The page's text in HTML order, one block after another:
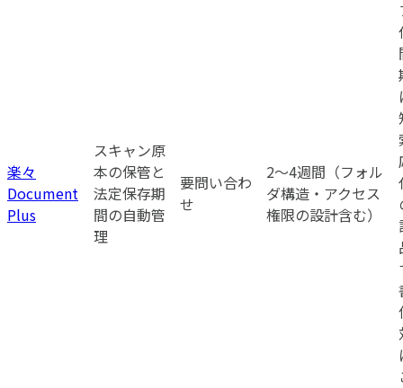
楽々
Document
Plus
スキャン原
本の保管と
法定保存期
間の自動管
理
要問い合わ
せ
2〜4週間（フォル
ダ構造・アクセス
権限の設計含む）